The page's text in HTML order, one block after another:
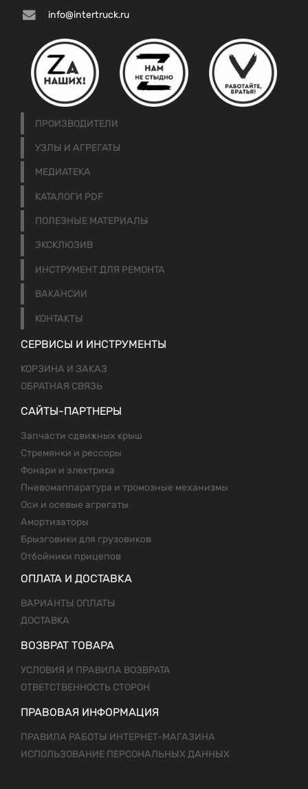
info@intertruck.ru
ПРОИЗВОДИТЕЛИ
УЗЛЫ И АГРЕГАТЫ
МЕДИАТЕКА
КАТАЛОГИ PDF
ПОЛЕЗНЫЕ МАТЕРИАЛЫ
ЭКСКЛЮЗИВ
ИНСТРУМЕНТ ДЛЯ РЕМОНТА
ВАКАНСИИ
КОНТАКТЫ
СЕРВИСЫ И ИНСТРУМЕНТЫ
КОРЗИНА И ЗАКАЗ
ОБРАТНАЯ СВЯЗЬ
САЙТЫ-ПАРТНЕРЫ
Запчасти сдвижных крыш
Стремянки и рессоры
Фонари и электрика
Пневомаппаратура и тромозные механизмы
Оси и осевые агрегаты
Амортизаторы
Брызговики для грузовиков
Отбойники прицепов
ОПЛАТА И ДОСТАВКА
ВАРИАНТЫ ОПЛАТЫ
ДОСТАВКА
ВОЗВРАТ ТОВАРА
УСЛОВИЯ И ПРАВИЛА ВОЗВРАТА
ОТВЕТСТВЕННОСТЬ СТОРОН
ПРАВОВАЯ ИНФОРМАЦИЯ
ПРАВИЛА РАБОТЫ ИНТЕРНЕТ-МАГАЗИНА
ИСПОЛЬЗОВАНИЕ ПЕРСОНАЛЬНЫХ ДАННЫХ